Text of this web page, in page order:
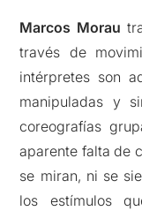
Marcos Morau
través de
intérpretes son
manipuladas y
coreografías
aparente falta de
se miran, ni se
los estímulos